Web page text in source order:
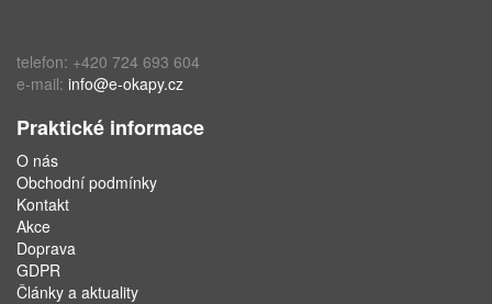
telefon: +420 724 693 604
e-mail: info@e-okapy.cz
Praktické informace
O nás
Obchodní podmínky
Kontakt
Akce
Doprava
GDPR
Články a aktuality